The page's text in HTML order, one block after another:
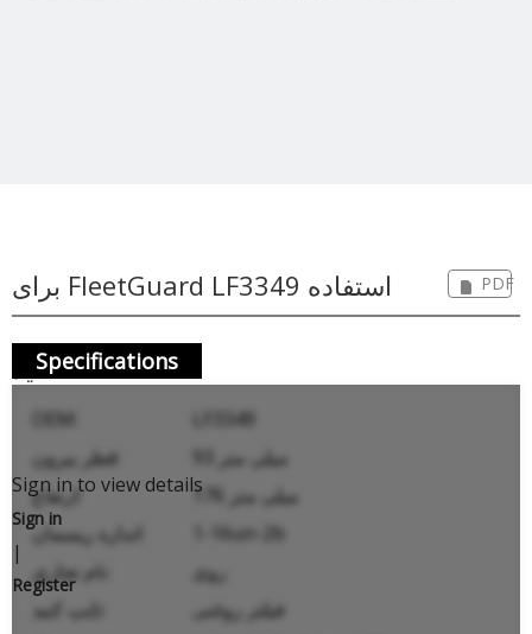
برای FleetGuard LF3349 استفاده
کنید
PDF
Specifications
OEM:
LF3349
93 میلی متر
ارتفاع:
176 میلی متر
1-16un-2b
روی
فیلتر روغنی
Sign in to view details
Sign in
|
Register